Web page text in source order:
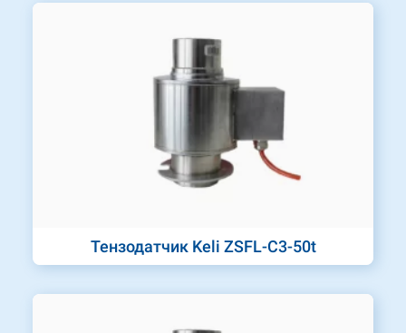
Тензодатчик Keli ZSFL-C3-50t